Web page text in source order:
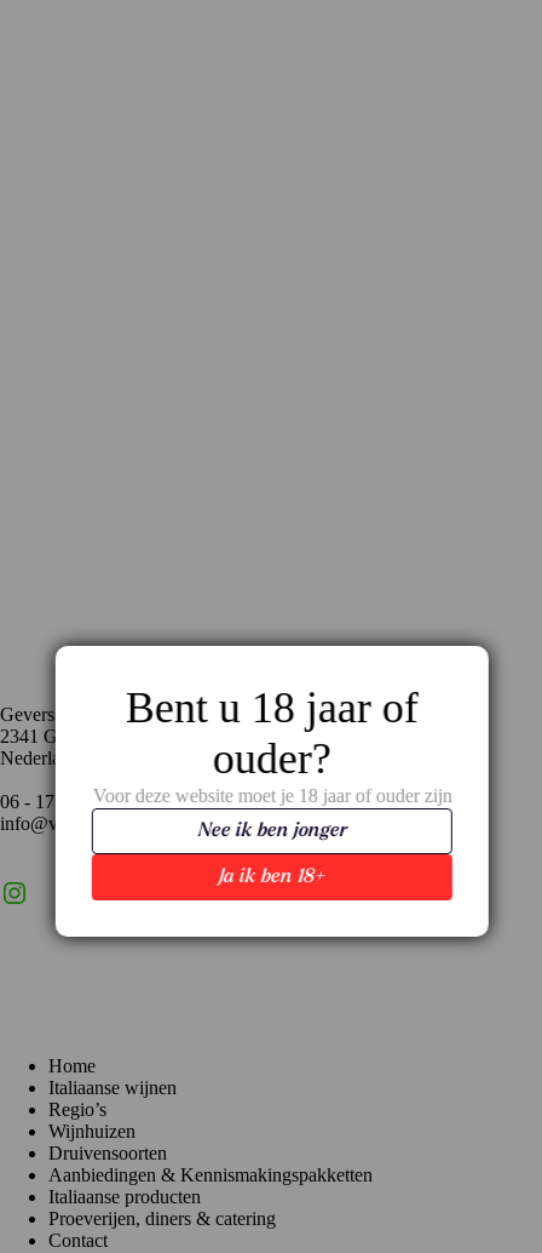
Geversstraat 35
2341 GA Oegstgeest
Nederland
06 - 17 59 02 94
info@vinopronto.nl
InstagramLinkedIn
Home
Italiaanse wijnen
Regio’s
Wijnhuizen
Druivensoorten
Aanbiedingen & Kennismakingspakketten
Italiaanse producten
Proeverijen, diners & catering
Contact
Bent u 18 jaar of
ouder?
Voor deze website moet je 18 jaar of ouder zijn
Ja ik ben 18+
Nee ik ben jonger